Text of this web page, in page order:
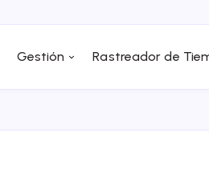
Gestión Rastreador de